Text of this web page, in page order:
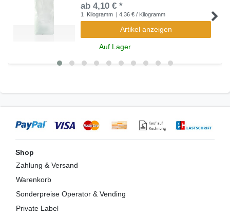
ab 4,10 € *
1 Kilogramm | 4,36 € / Kilogramm
Artikel anzeigen
Auf Lager
Shop
Zahlung & Versand
Warenkorb
Sonderpreise Operator & Vending
Private Label